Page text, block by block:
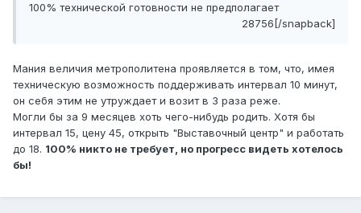
100% технической готовности не предполагает
28756[/snapback]
Мания величия метрополитена проявляется в том, что, имея
техническую возможность поддерживать интервал 10 минут,
он себя этим не утруждает и возит в 3 раза реже.
Могли бы за 9 месяцев хоть чего-нибудь родить. Хотя бы
интервал 15, цену 45, открыть "Выставочный центр" и работать
до 18. 100% никто не требует, но прогресс видеть хотелось
бы!